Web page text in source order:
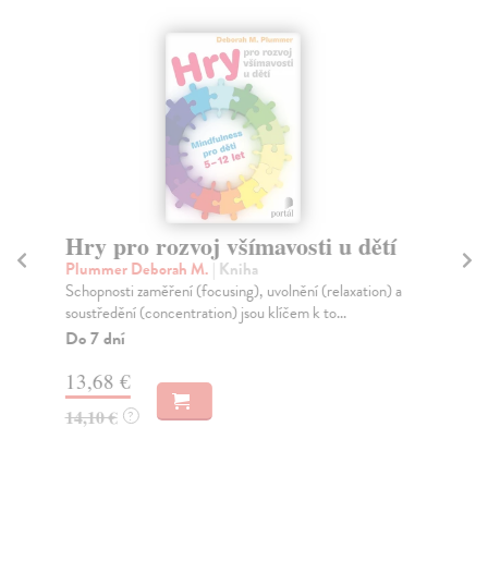
Hry pro rozvoj všímavosti u dětí
Plummer Deborah M. | Kniha
Schopnosti zaměření (focusing), uvolnění (relaxation) a
soustředění (concentration) jsou klíčem k to...
Do 7 dní
13,68 €
14,10 € ?